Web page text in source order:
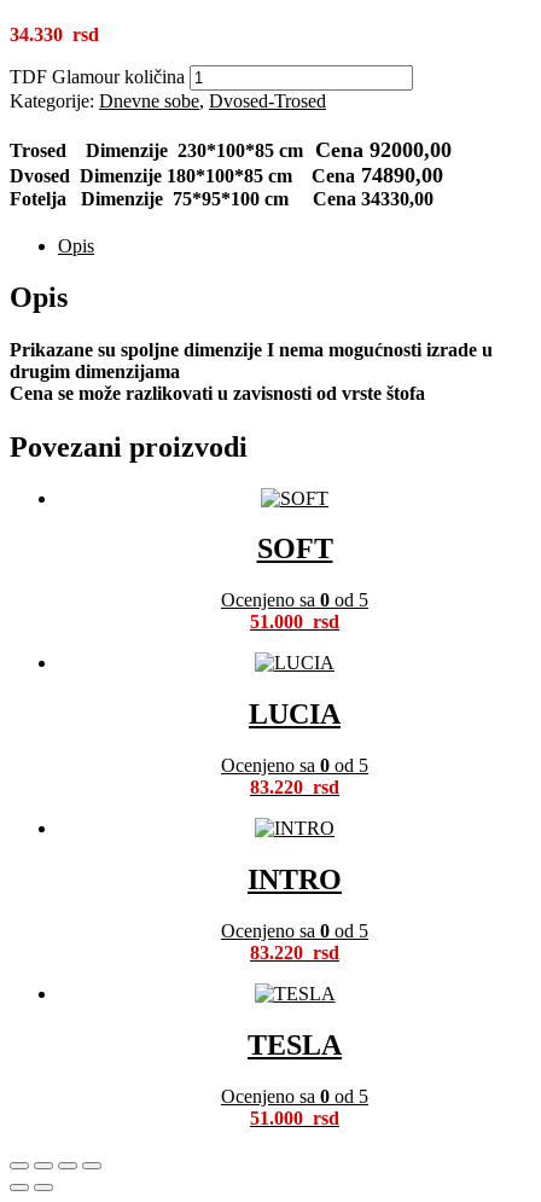
34.330
TDF Glamour količina
Kategorije: Dnevne sobe, Dvosed-Trosed
Trosed Dimenzije 230*100*85 cm Cena 92000,00
Dvosed Dimenzije 180*100*85 cm Cena 74890,00
Fotelja Dimenzije 75*95*100 cm Cena 34330,00
Opis
Opis
Prikazane su spoljne dimenzije I nema mogućnosti izrade u
drugim dimenzijama
Cena se može razlikovati u zavisnosti od vrste štofa
Povezani proizvodi
SOFT
Ocenjeno sa 0 od 5
51.000
LUCIA
Ocenjeno sa 0 od 5
83.220
INTRO
Ocenjeno sa 0 od 5
83.220
TESLA
Ocenjeno sa 0 od 5
51.000